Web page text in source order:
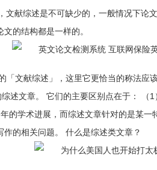
献综述是不可缺少的，一般情况下
的结构都是一样的。
文献综述」，这里它更恰当的称法
述文章。 它们的主要区别点在于： （
的学术进展，而综述文章针对的是某
的相关问题。 什么是综述类文章？